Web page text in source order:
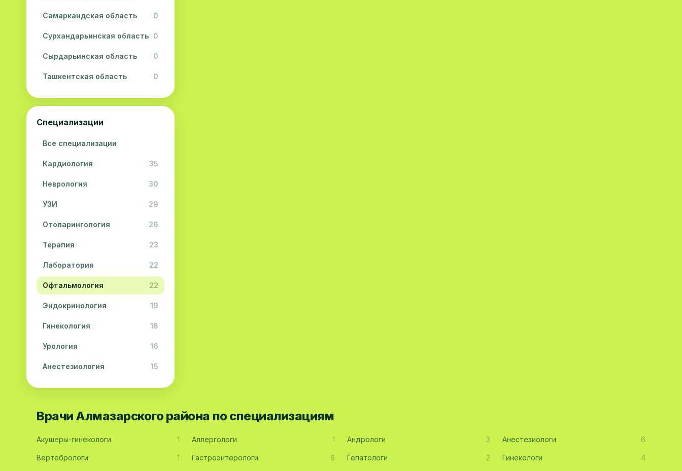
Самаркандская область 0
Сурхандарьинская область 0
Сырдарьинская область 0
Ташкентская область 0
Ферганская область 0
Специализации
Все специализации
Кардиология 35
Неврология 30
УЗИ 29
Отоларингология 26
Терапия 23
Лаборатория 22
Офтальмология 22
Эндокринология 19
Гинекология 18
Урология 16
Анестезиология 15
Дерматология 15
Врачи Алмазарского района по специализациям
Акушеры-гинекологи 1 Аллергологи 1 Андрологи 3 Анестезиологи 6
Вертебрологи 1 Гастроэнтерологи 6 Гепатологи 2 Гинекологи 4